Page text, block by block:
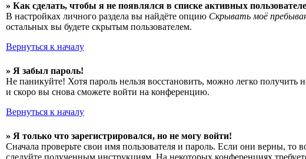
» Как сделать, чтобы я не появлялся в списке активных
В настройках личного раздела вы найдёте опцию Скрывать моё
остальных вы будете скрытым пользователем.
Вернуться к началу
» Я забыл пароль!
Не паникуйте! Хотя пароль нельзя восстановить, можно легко
и скоро вы снова сможете войти на конференцию.
Вернуться к началу
» Я только что зарегистрировался, но не могу войти!
Сначала проверьте свои имя пользователя и пароль. Если они верны,
следуйте полученным инструкциям. На некоторых конференциях